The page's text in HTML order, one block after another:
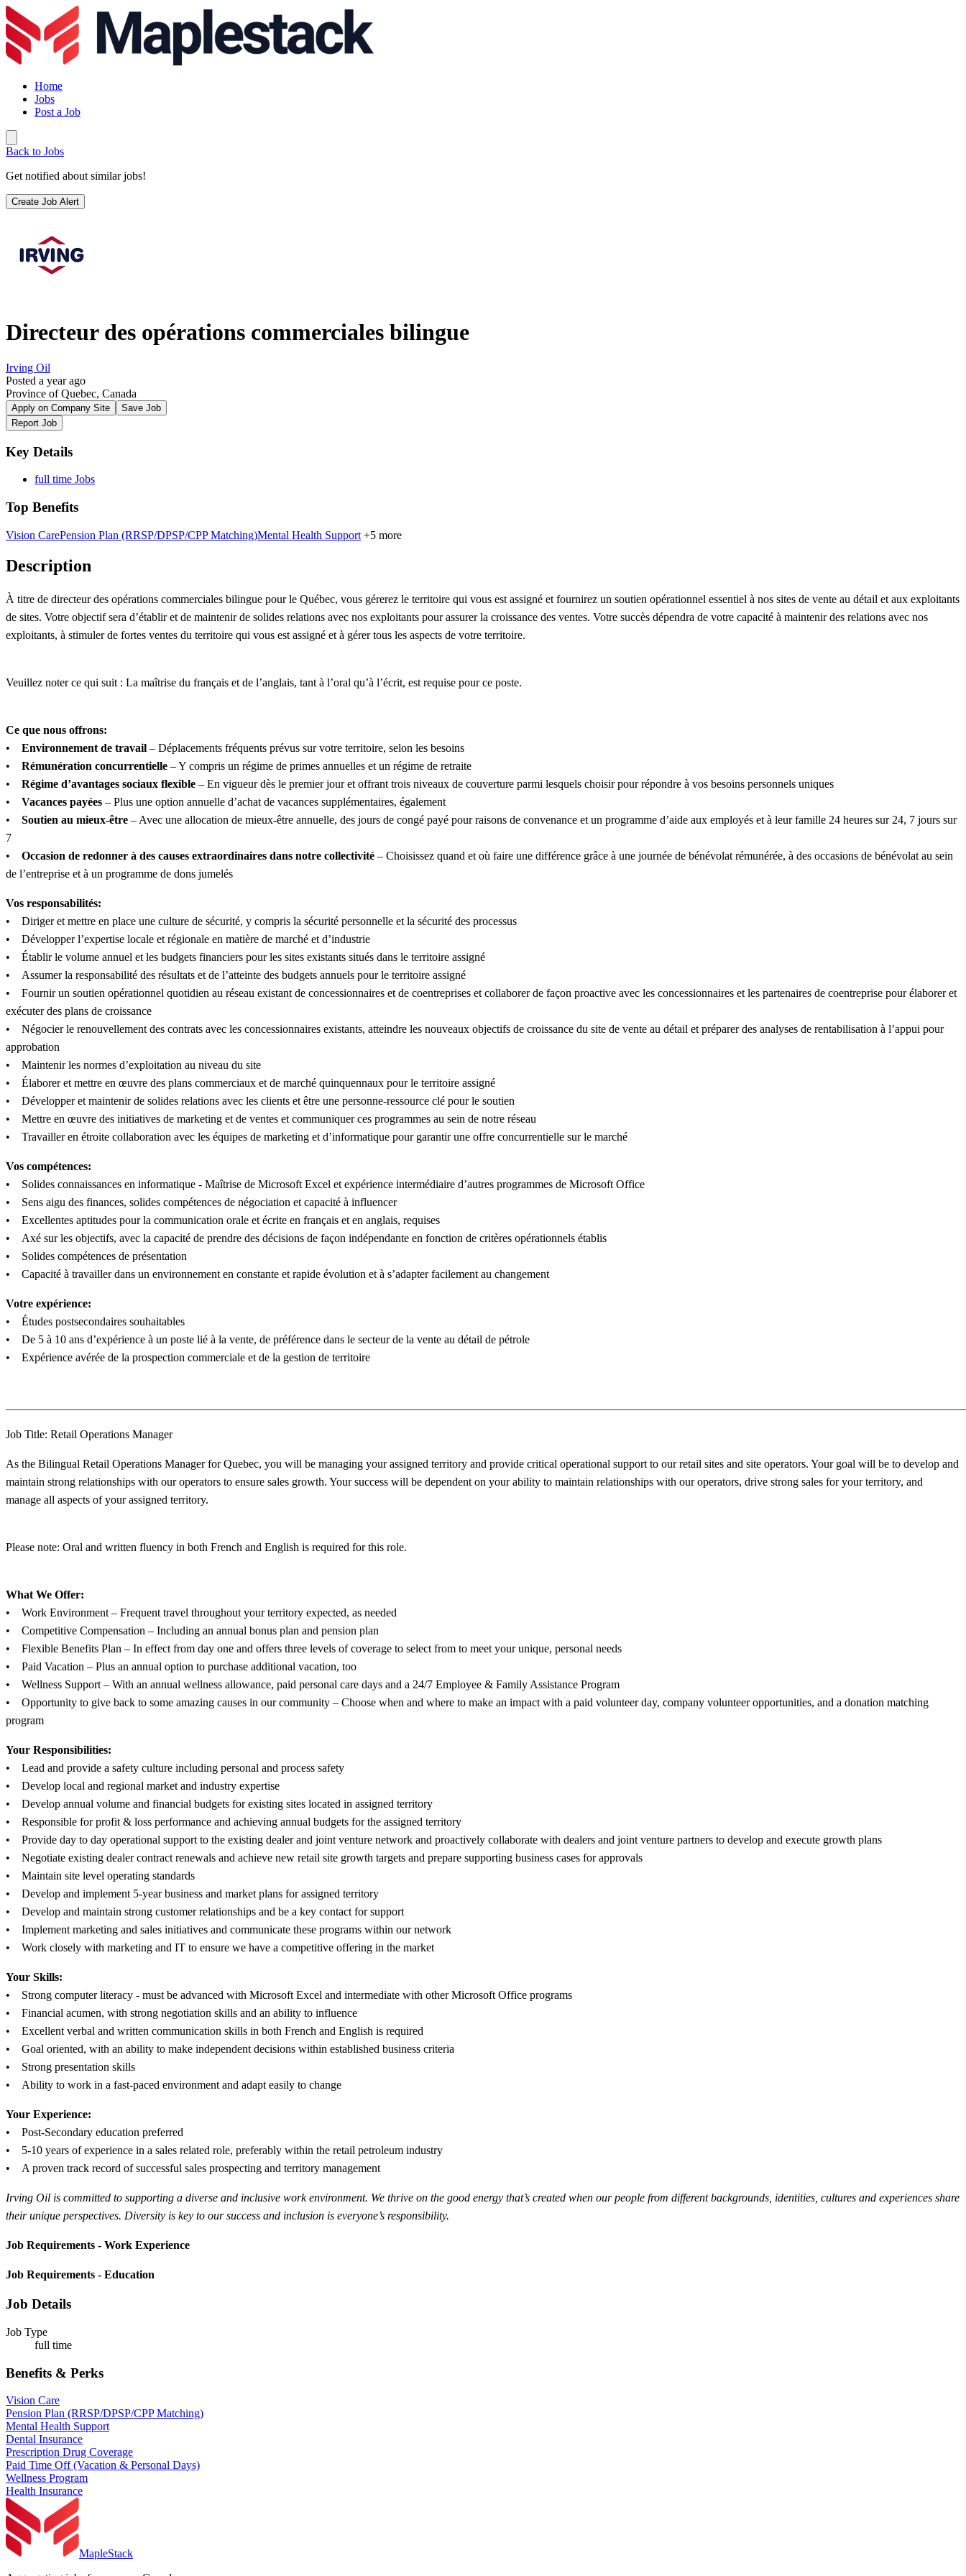
Home
Jobs
Post a Job
Back to Jobs
Get notified about similar jobs!
Create Job Alert
Directeur des opérations commerciales bilingue
Irving Oil
Posted a year ago
Province of Quebec, Canada
Apply on Company Site
Save Job
Report Job
Key Details
full time Jobs
Top Benefits
Vision CarePension Plan (RRSP/DPSP/CPP Matching)Mental Health Support +5 more
Description
À titre de directeur des opérations commerciales bilingue pour le Québec, vous gérerez le territoire qui vous est assigné et fournirez un soutien opérationnel essentiel à nos sites de vente au détail et aux exploitants
de sites. Votre objectif sera d’établir et de maintenir de solides relations avec nos exploitants pour assurer la croissance des ventes. Votre succès dépendra de votre capacité à maintenir des relations avec nos
exploitants, à stimuler de fortes ventes du territoire qui vous est assigné et à gérer tous les aspects de votre territoire.
Veuillez noter ce qui suit : La maîtrise du français et de l’anglais, tant à l’oral qu’à l’écrit, est requise pour ce poste.
Ce que nous offrons:
• Environnement de travail – Déplacements fréquents prévus sur votre territoire, selon les besoins
• Rémunération concurrentielle – Y compris un régime de primes annuelles et un régime de retraite
• Régime d’avantages sociaux flexible – En vigueur dès le premier jour et offrant trois niveaux de couverture parmi lesquels choisir pour répondre à vos besoins personnels uniques
• Vacances payées – Plus une option annuelle d’achat de vacances supplémentaires, également
•
Soutien au mieux-être – Avec une allocation de mieux-être annuelle, des jours de congé payé pour raisons de convenance et un programme d’aide aux employés et à leur famille 24 heures sur 24, 7 jours sur
7
• Occasion de redonner à des causes extraordinaires dans notre collectivité – Choisissez quand et où faire une différence grâce à une journée de bénévolat rémunérée, à des occasions de bénévolat au sein
de l’entreprise et à un programme de dons jumelés
Vos responsabilités:
• Diriger et mettre en place une culture de sécurité, y compris la sécurité personnelle et la sécurité des processus
• Développer l’expertise locale et régionale en matière de marché et d’industrie
• Établir le volume annuel et les budgets financiers pour les sites existants situés dans le territoire assigné
• Assumer la responsabilité des résultats et de l’atteinte des budgets annuels pour le territoire assigné
• Fournir un soutien opérationnel quotidien au réseau existant de concessionnaires et de coentreprises et collaborer de façon proactive avec les concessionnaires et les partenaires de coentreprise pour élaborer et
exécuter des plans de croissance
• Négocier le renouvellement des contrats avec les concessionnaires existants, atteindre les nouveaux objectifs de croissance du site de vente au détail et préparer des analyses de rentabilisation à l’appui pour
approbation
• Maintenir les normes d’exploitation au niveau du site
• Élaborer et mettre en œuvre des plans commerciaux et de marché quinquennaux pour le territoire assigné
• Développer et maintenir de solides relations avec les clients et être une personne-ressource clé pour le soutien
• Mettre en œuvre des initiatives de marketing et de ventes et communiquer ces programmes au sein de notre réseau
• Travailler en étroite collaboration avec les équipes de marketing et d’informatique pour garantir une offre concurrentielle sur le marché
Vos compétences:
• Solides connaissances en informatique - Maîtrise de Microsoft Excel et expérience intermédiaire d’autres programmes de Microsoft Office
• Sens aigu des finances, solides compétences de négociation et capacité à influencer
• Excellentes aptitudes pour la communication orale et écrite en français et en anglais, requises
• Axé sur les objectifs, avec la capacité de prendre des décisions de façon indépendante en fonction de critères opérationnels établis
• Solides compétences de présentation
• Capacité à travailler dans un environnement en constante et rapide évolution et à s’adapter facilement au changement
Votre expérience:
• Études postsecondaires souhaitables
• De 5 à 10 ans d’expérience à un poste lié à la vente, de préférence dans le secteur de la vente au détail de pétrole
• Expérience avérée de la prospection commerciale et de la gestion de territoire
Job Title: Retail Operations Manager
As the Bilingual Retail Operations Manager for Quebec, you will be managing your assigned territory and provide critical operational support to our retail sites and site operators. Your goal will be to develop and
maintain strong relationships with our operators to ensure sales growth. Your success will be dependent on your ability to maintain relationships with our operators, drive strong sales for your territory, and
manage all aspects of your assigned territory.
Please note: Oral and written fluency in both French and English is required for this role.
What We Offer:
• Work Environment – Frequent travel throughout your territory expected, as needed
• Competitive Compensation – Including an annual bonus plan and pension plan
• Flexible Benefits Plan – In effect from day one and offers three levels of coverage to select from to meet your unique, personal needs
• Paid Vacation – Plus an annual option to purchase additional vacation, too
• Wellness Support – With an annual wellness allowance, paid personal care days and a 24/7 Employee & Family Assistance Program
• Opportunity to give back to some amazing causes in our community – Choose when and where to make an impact with a paid volunteer day, company volunteer opportunities, and a donation matching
program
Your Responsibilities:
• Lead and provide a safety culture including personal and process safety
• Develop local and regional market and industry expertise
• Develop annual volume and financial budgets for existing sites located in assigned territory
• Responsible for profit & loss performance and achieving annual budgets for the assigned territory
• Provide day to day operational support to the existing dealer and joint venture network and proactively collaborate with dealers and joint venture partners to develop and execute growth plans
• Negotiate existing dealer contract renewals and achieve new retail site growth targets and prepare supporting business cases for approvals
• Maintain site level operating standards
• Develop and implement 5-year business and market plans for assigned territory
• Develop and maintain strong customer relationships and be a key contact for support
• Implement marketing and sales initiatives and communicate these programs within our network
• Work closely with marketing and IT to ensure we have a competitive offering in the market
Your Skills:
• Strong computer literacy - must be advanced with Microsoft Excel and intermediate with other Microsoft Office programs
• Financial acumen, with strong negotiation skills and an ability to influence
• Excellent verbal and written communication skills in both French and English is required
• Goal oriented, with an ability to make independent decisions within established business criteria
• Strong presentation skills
• Ability to work in a fast-paced environment and adapt easily to change
Your Experience:
• Post-Secondary education preferred
• 5-10 years of experience in a sales related role, preferably within the retail petroleum industry
• A proven track record of successful sales prospecting and territory management
Irving Oil is committed to supporting a diverse and inclusive work environment. We thrive on the good energy that’s created when our people from different backgrounds, identities, cultures and experiences share
their unique perspectives. Diversity is key to our success and inclusion is everyone’s responsibility.​
Job Requirements - Work Experience
Job Requirements - Education
Job Details
Job Type
full time
Benefits & Perks
Vision Care
Pension Plan (RRSP/DPSP/CPP Matching)
Mental Health Support
Dental Insurance
Prescription Drug Coverage
Paid Time Off (Vacation & Personal Days)
Wellness Program
Health Insurance
MapleStack